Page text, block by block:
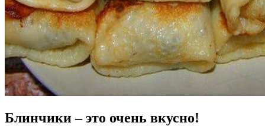
Блинчики – это очень вкусно!